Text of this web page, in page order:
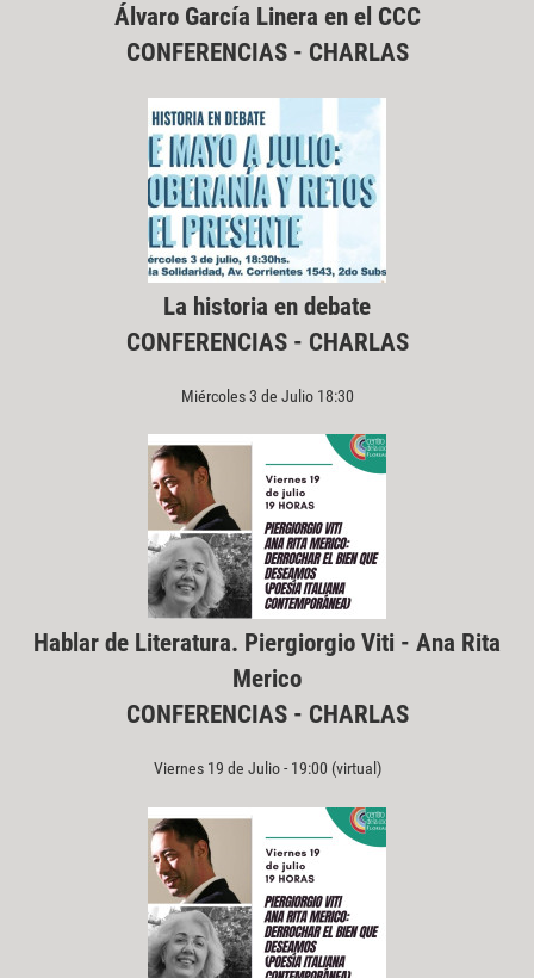
Álvaro García Linera en el CCC
CONFERENCIAS - CHARLAS
La historia en debate
CONFERENCIAS - CHARLAS
Miércoles 3 de Julio 18:30
Hablar de Literatura. Piergiorgio Viti - Ana Rita
Merico
CONFERENCIAS - CHARLAS
Viernes 19 de Julio - 19:00 (virtual)